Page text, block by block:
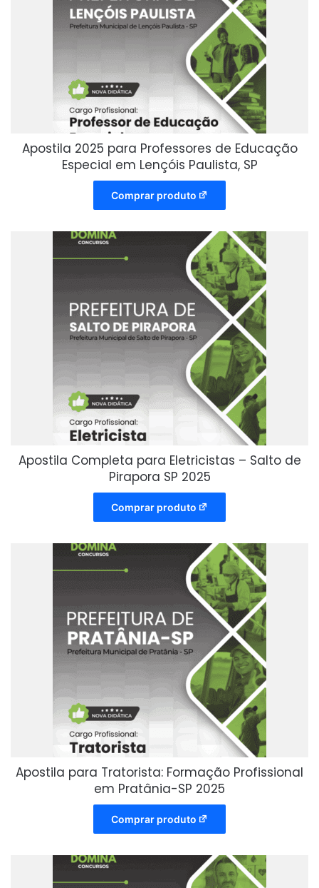
Apostila 2025 para Professores de Educação
Especial em Lençóis Paulista, SP
Comprar produto
Apostila Completa para Eletricistas – Salto de
Pirapora SP 2025
Comprar produto
Apostila para Tratorista: Formação Profissional
em Pratânia-SP 2025
Comprar produto